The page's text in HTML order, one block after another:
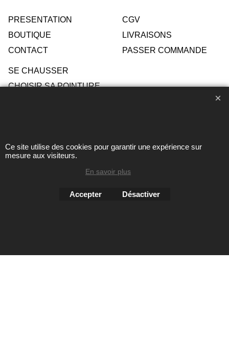
PRESENTATION
BOUTIQUE
CONTACT
CGV
LIVRAISONS
PASSER COMMANDE
SE CHAUSSER
CHOISIR SA POINTURE
Toute reproduction de textes, photos ou autres éléments des
peine de poursuites
Ce site utilise des cookies pour garantir une expérience sur
mesure aux visiteurs.
En savoir plus
Accepter Désactiver